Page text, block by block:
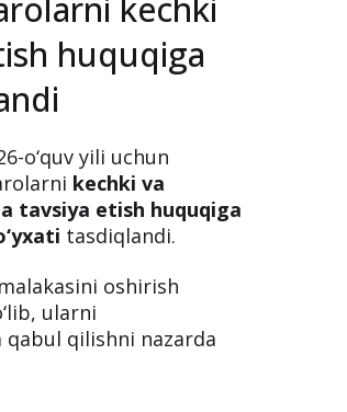
kechki
huquqiga
o‘quv yili uchun
kechki va
tavsiya etish huquqiga